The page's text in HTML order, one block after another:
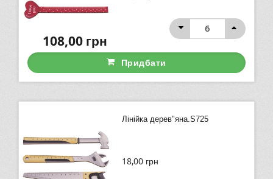
108,00грн
Придбати
Лінійка дерев"яна.S725
18,00 грн